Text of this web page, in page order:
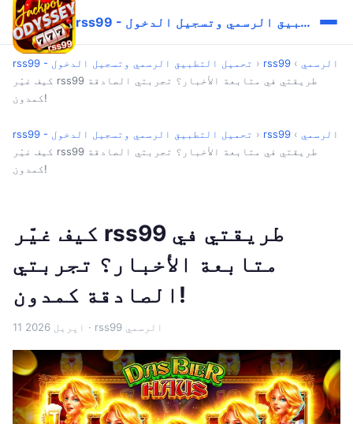
rss99 - تحميل التطبيق الرسمي وتسجيل الدخول
rss99 - تحميل التطبيق الرسمي وتسجيل الدخول › rss99 الرسمي ›
كيف غيّر rss99 طريقتي في متابعة الأخبار؟ تجربتي الصادقة
كمدون!
rss99 - تحميل التطبيق الرسمي وتسجيل الدخول › rss99 الرسمي ›
كيف غيّر rss99 طريقتي في متابعة الأخبار؟ تجربتي الصادقة
كمدون!
كيف غيّر rss99 طريقتي في
متابعة الأخبار؟ تجربتي
الصادقة كمدون!
11 اپریل 2026 · rss99 الرسمي